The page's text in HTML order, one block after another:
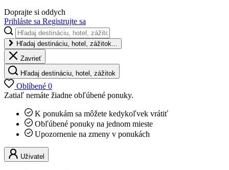
Doprajte si oddych
Prihláste sa Registrujte sa
Hľadaj destináciu, hotel, zážitok...
Zavrieť
Hľadaj destináciu, hotel, zážitok
Oblíbené 0
Zatiaľ nemáte žiadne obľúbené ponuky.
K ponukám sa môžete kedykoľvek vrátiť
Obľúbené ponuky na jednom mieste
Upozornenie na zmeny v ponukách
Uživatel